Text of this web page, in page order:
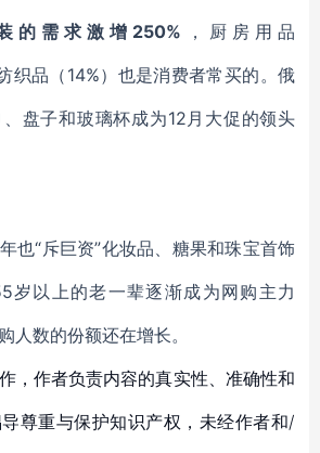
的需求激增250% ，厨房用品
织品（14%）也是消费者常买的。俄
盘子和玻璃杯成为12月大促的领头
也“斥巨资”化妆品、糖果和珠宝首饰
岁以上的老一辈逐渐成为网购主力
人数的份额还在增长。
，作者负责内容的真实性、准确性和
尊重与保护知识产权，未经作者和/